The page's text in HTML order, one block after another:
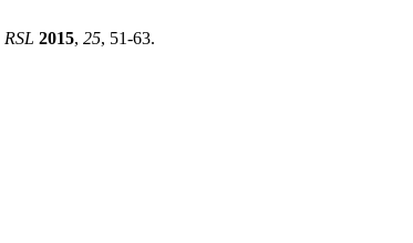
RSL 2015, 25, 51-63.